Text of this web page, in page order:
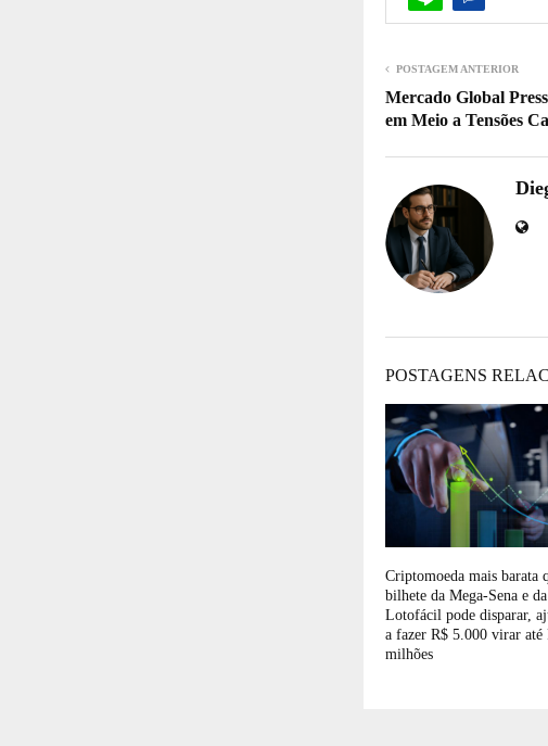
POSTAGEM ANTERIOR
Mercado Global
em Meio a Tensões
POSTAGENS
Criptomoeda mais barata
bilhete da Mega-Sena e da
Lotofácil pode disparar,
a fazer R$ 5.000 virar até
milhões